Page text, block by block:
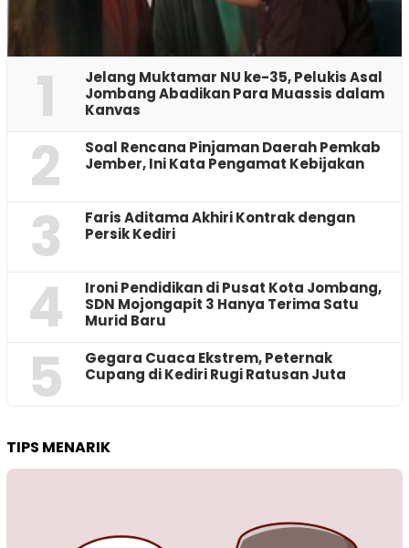
1
Jelang Muktamar NU ke-35, Pelukis Asal
Jombang Abadikan Para Muassis dalam
Kanvas
2
‎Soal Rencana Pinjaman Daerah Pemkab
Jember, Ini Kata Pengamat Kebijakan ‎
3
Faris Aditama Akhiri Kontrak dengan
Persik Kediri
4
Ironi Pendidikan di Pusat Kota Jombang,
SDN Mojongapit 3 Hanya Terima Satu
Murid Baru
5
‎Gegara Cuaca Ekstrem, Peternak
Cupang di Kediri Rugi Ratusan Juta
TIPS MENARIK